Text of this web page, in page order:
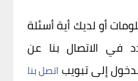
أو لديك أية أسئلة
في الاتصال بنا عن
إلى تبويباتصل بنا